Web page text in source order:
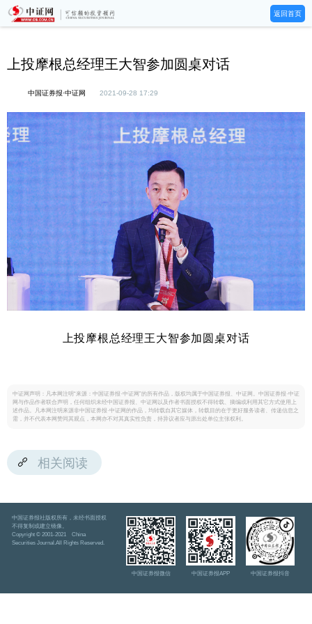
返回首页
上投摩根总经理王大智参加圆桌对话
中国证券报·中证网 2021-09-28 17:29
上投摩根总经理王大智参加圆桌对话
中证网声明：凡本网注明“来源：中国证券报·中证网”的所有作品，版权均属于中国证券报、中证网。中国证券报·中证
网与作品作者联合声明，任何组织未经中国证券报、中证网以及作者书面授权不得转载、摘编或利用其它方式使用上
述作品。凡本网注明来源非中国证券报·中证网的作品，均转载自其它媒体，转载目的在于更好服务读者、传递信息之
需，并不代表本网赞同其观点，本网亦不对其真实性负责，持异议者应与原出处单位主张权利。
相关阅读
中国证券报社版权所有，未经书面授权
不得复制或建立镜像。
Copyright © 2001-2021 China
Securities Journal.All Rights Reserved.
中国证券报微信 中国证券报APP 中国证券报抖音